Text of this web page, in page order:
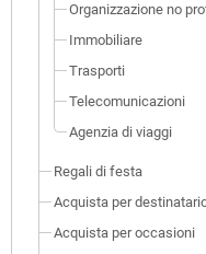
Organizzazione no
Immobiliare
Trasporti
Telecomunicazioni
Agenzia di viaggi
Regali di festa
Acquista per
Acquista per occasioni